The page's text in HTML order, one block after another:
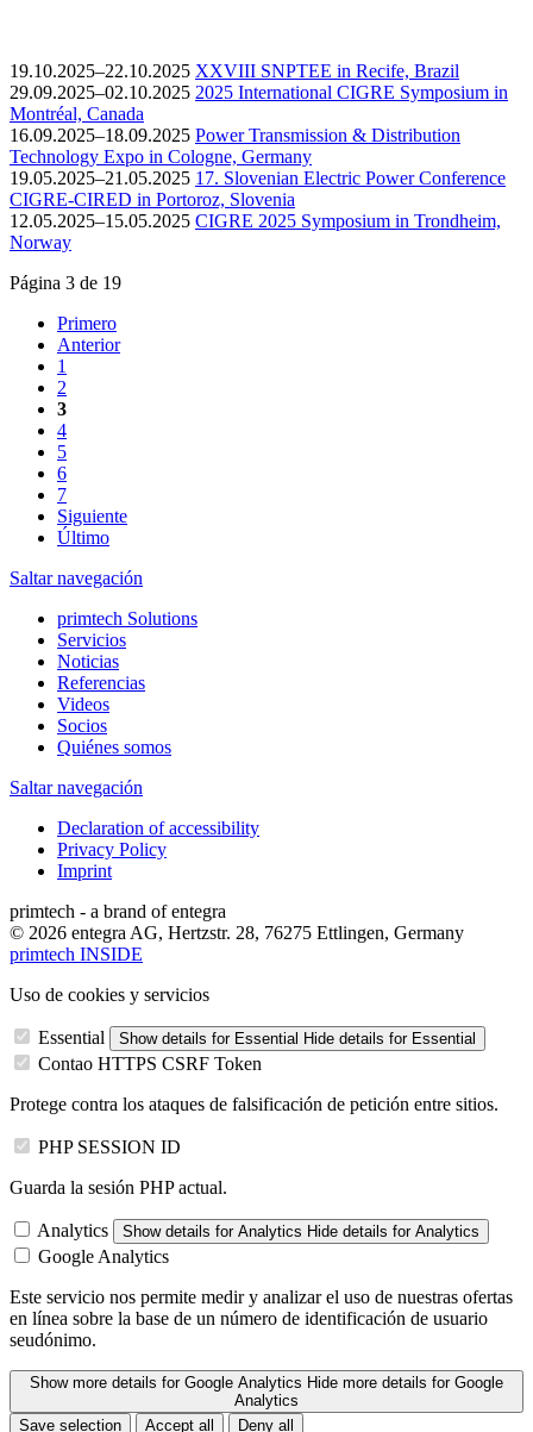
19.10.2025–22.10.2025 XXVIII SNPTEE in Recife, Brazil
29.09.2025–02.10.2025 2025 International CIGRE Symposium in
Montréal, Canada
16.09.2025–18.09.2025 Power Transmission & Distribution
Technology Expo in Cologne, Germany
19.05.2025–21.05.2025 17. Slovenian Electric Power Conference
CIGRE-CIRED in Portoroz, Slovenia
12.05.2025–15.05.2025 CIGRE 2025 Symposium in Trondheim,
Norway
Página 3 de 19
Primero
Anterior
1
2
3
4
5
6
7
Siguiente
Último
Saltar navegación
primtech Solutions
Servicios
Noticias
Referencias
Videos
Socios
Quiénes somos
Saltar navegación
Declaration of accessibility
Privacy Policy
Imprint
primtech - a brand of entegra
© 2026 entegra AG, Hertzstr. 28, 76275 Ettlingen, Germany
primtech INSIDE
Uso de cookies y servicios
Essential Show details for Essential Hide details for Essential
Contao HTTPS CSRF Token
Protege contra los ataques de falsificación de petición entre sitios.
PHP SESSION ID
Guarda la sesión PHP actual.
Analytics Show details for Analytics Hide details for Analytics
Google Analytics
Este servicio nos permite medir y analizar el uso de nuestras ofertas
en línea sobre la base de un número de identificación de usuario
seudónimo.
Show more details for Google Analytics Hide more details for Google
Analytics
Save selection
Accept all Deny all